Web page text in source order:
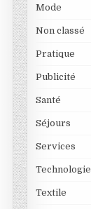
Mode
Non classé
Pratique
Publicité
Santé
Séjours
Services
Technologie
Textile